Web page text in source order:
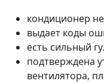
кондиционер
выдает коды
есть сильный
подтверждена
вентилятора,